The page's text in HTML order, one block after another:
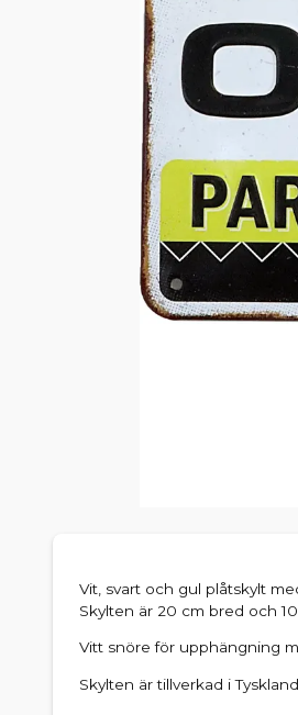
Vit, svart och gul plåtskylt
Skylten är 20 cm bred och
Vitt snöre för upphängning
Skylten är tillverkad i